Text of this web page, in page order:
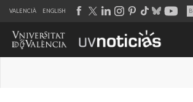
VALENCIÀ ENGLISH